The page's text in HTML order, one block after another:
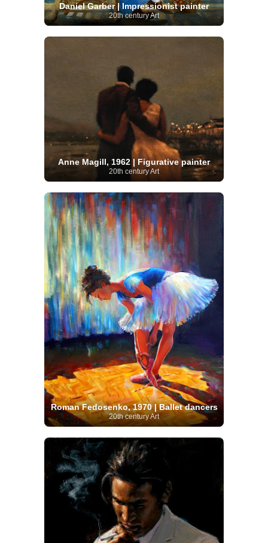
Daniel Garber | Impressionist painter
20th century Art
Anne Magill, 1962 | Figurative painter
20th century Art
Roman Fedosenko, 1970 | Ballet dancers
20th century Art